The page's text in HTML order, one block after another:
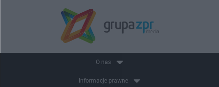
O nas
Informacje prawne